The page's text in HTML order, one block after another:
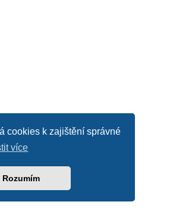
cookies k zajištění správné
více
Rozumím